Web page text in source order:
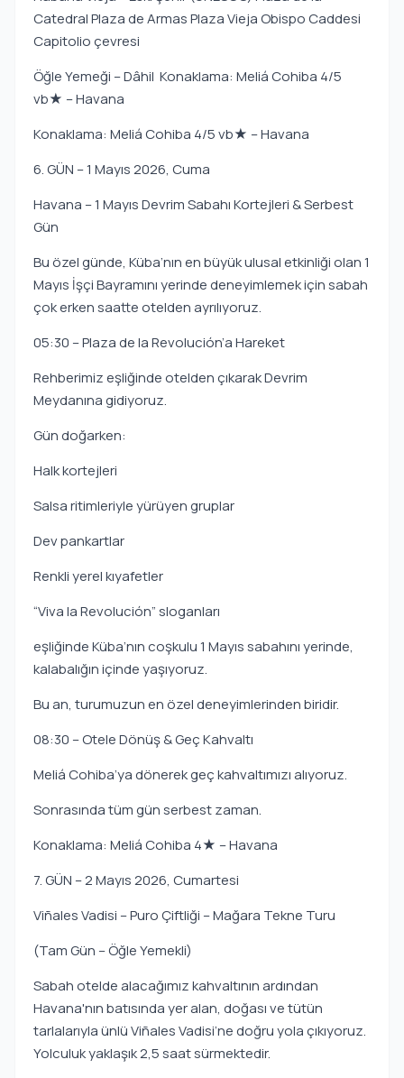
Catedral Plaza de Armas Plaza Vieja Obispo Caddesi
Capitolio çevresi
Öğle Yemeği – Dâhil Konaklama: Meliá Cohiba 4/5
vb★ – Havana
Konaklama: Meliá Cohiba 4/5 vb★ – Havana
6. GÜN – 1 Mayıs 2026, Cuma
Havana – 1 Mayıs Devrim Sabahı Kortejleri & Serbest
Gün
Bu özel günde, Küba’nın en büyük ulusal etkinliği olan 1
Mayıs İşçi Bayramını yerinde deneyimlemek için sabah
çok erken saatte otelden ayrılıyoruz.
05:30 – Plaza de la Revolución’a Hareket
Rehberimiz eşliğinde otelden çıkarak Devrim
Meydanına gidiyoruz.
Gün doğarken:
Halk kortejleri
Salsa ritimleriyle yürüyen gruplar
Dev pankartlar
Renkli yerel kıyafetler
“Viva la Revolución” sloganları
eşliğinde Küba’nın coşkulu 1 Mayıs sabahını yerinde,
kalabalığın içinde yaşıyoruz.
Bu an, turumuzun en özel deneyimlerinden biridir.
08:30 – Otele Dönüş & Geç Kahvaltı
Meliá Cohiba’ya dönerek geç kahvaltımızı alıyoruz.
Sonrasında tüm gün serbest zaman.
Konaklama: Meliá Cohiba 4★ – Havana
7. GÜN – 2 Mayıs 2026, Cumartesi
Viñales Vadisi – Puro Çiftliği – Mağara Tekne Turu
(Tam Gün – Öğle Yemekli)
Sabah otelde alacağımız kahvaltının ardından
Havana'nın batısında yer alan, doğası ve tütün
tarlalarıyla ünlü Viñales Vadisi’ne doğru yola çıkıyoruz.
Yolculuk yaklaşık 2,5 saat sürmektedir.